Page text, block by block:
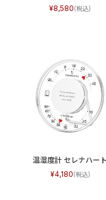
8,580
温湿度計 セレナハート
4,180